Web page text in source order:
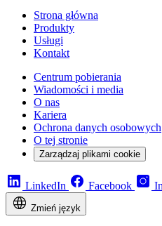
Strona główna
Produkty
Usługi
Kontakt
Centrum pobierania
Wiadomości i media
O nas
Kariera
Ochrona danych osobowych
O tej stronie
Zarządzaj plikami cookie
LinkedIn Facebook
Zmień język